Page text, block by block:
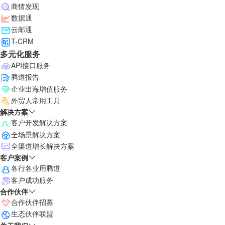
商情发现
数据通
云邮通
T-CRM
多元化服务
API接口服务
腾道报告
企业出海增值服务
外贸人常用工具
解决方案
客户开发解决方案
全场景解决方案
全渠道增长解决方案
客户案例
各行各业用腾道
客户成功服务
合作伙伴
合作伙伴招募
生态伙伴联盟